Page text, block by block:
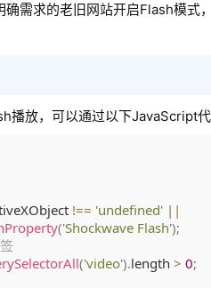
需求的老旧网站开启Flash模式
放，可以通过以下JavaScript代
!== 'undefined' ||
('Shockwave Flash');
('video').length > 0;